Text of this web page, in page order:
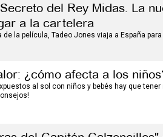
del Rey Midas. La
a la cartelera
de la película, Tadeo Jones viaja a España
¿cómo afecta a los
al sol con niños y bebés hay que